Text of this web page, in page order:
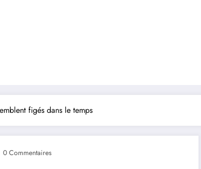
figés dans le temps
0 Commentaires